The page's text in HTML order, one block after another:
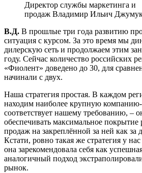
Директор службы маркетинга и
продаж Владимир Ильич
В.Д. В прошлые три года развитию
ситуация с курсом. За это время мы
дилерскую сеть и продолжаем этим
году. Сейчас количество российских
«Фиолент» доведено до 30, для
начинали с двух.
Наша стратегия простая. В каждом
находим наиболее крупную компанию-
соответствует нашему требованию, –
обеспечивать максимальное покрытие
продаж на закреплённой за ней как за
Кстати, ровно такая же стратегия у
она зарекомендовала себя как
аналогичный подход
рынок.